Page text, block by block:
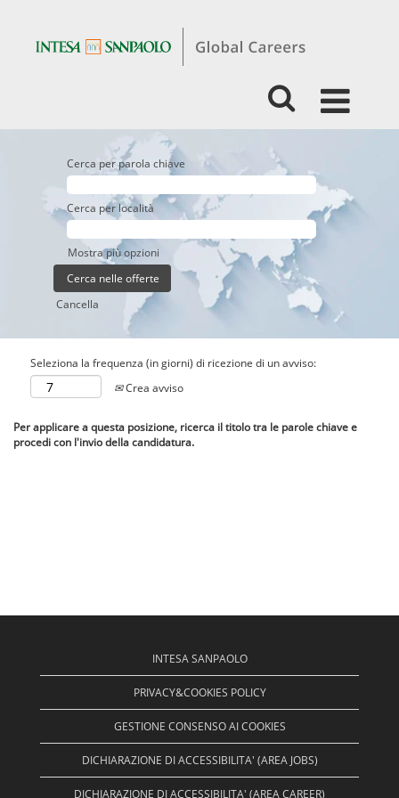
Cerca per parola chiave
Cerca per località
Mostra più opzioni
Cancella
Seleziona la frequenza (in giorni) di ricezione di un avviso:
Crea avviso
Per applicare a questa posizione, ricerca il titolo tra le parole chiave e
procedi con l'invio della candidatura.
INTESA SANPAOLO
PRIVACY&COOKIES POLICY
GESTIONE CONSENSO AI COOKIES
DICHIARAZIONE DI ACCESSIBILITA' (AREA JOBS)
DICHIARAZIONE DI ACCESSIBILITA' (AREA CAREER)